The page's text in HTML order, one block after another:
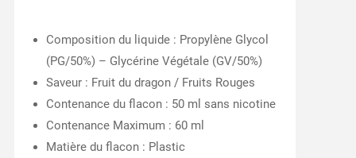
Composition du liquide : Propylène Glycol
(PG/50%) – Glycérine Végétale (GV/50%)
Saveur : Fruit du dragon / Fruits Rouges
Contenance du flacon : 50 ml sans nicotine
Contenance Maximum : 60 ml
Matière du flacon : Plastic